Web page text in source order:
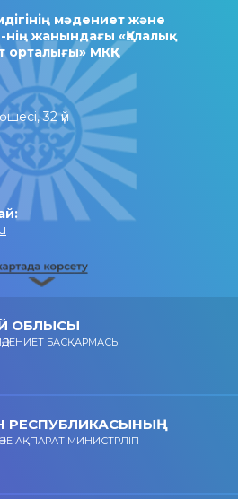
мәдениет және
жанындағы «Қалалық
орталығы» МКҚК
32 үй
ОБЛЫСЫ
МӘДЕНИЕТ БАСҚАРМАСЫ
РЕСПУБЛИКАСЫНЫҢ
АҚПАРАТ МИНИСТРЛІГІ